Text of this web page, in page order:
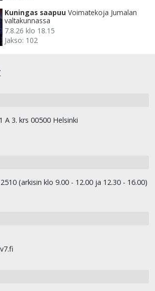
Kuningas saapuu Voimatekoja Jumalan
valtakunnassa
7.8.26 klo 18.15
Jakso: 102
A 3. krs 00500 Helsinki
(arkisin klo 9.00 - 12.00 ja 12.30 - 16.00)